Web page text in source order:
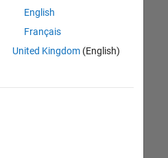
English
Français
United Kingdom(English)